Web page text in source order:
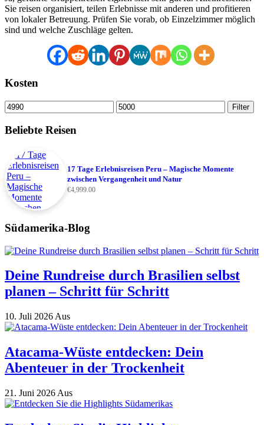
Sie reisen organisiert, teilen Erlebnisse mit anderen und profitieren
von lokaler Betreuung. Prüfen Sie vorab, ob Einzelzimmer möglich
sind und welche Zuschläge gelten.
Kosten
Min.
Preis
Max.
Preis
Filter
Beliebte Reisen
17 Tage Erlebnisreisen Peru – Magische Momente
zwischen Vergangenheit und Natur
€4,999.00
Südamerika-Blog
Deine Rundreise durch Brasilien selbst
planen – Schritt für Schritt
10. Juli 2026 Aus
Atacama-Wüste entdecken: Dein
Abenteuer in der Trockenheit
21. Juni 2026 Aus